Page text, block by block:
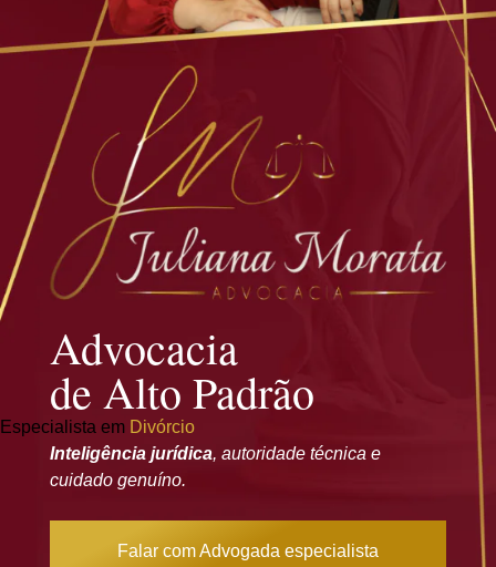
Advocacia
de Alto Padrão
Especialista em Divórcio
Inteligência jurídica, autoridade técnica e
cuidado genuíno.
Falar com Advogada especialista